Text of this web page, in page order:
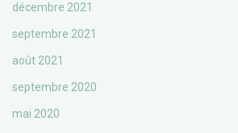
décembre 2021
septembre 2021
août 2021
septembre 2020
mai 2020